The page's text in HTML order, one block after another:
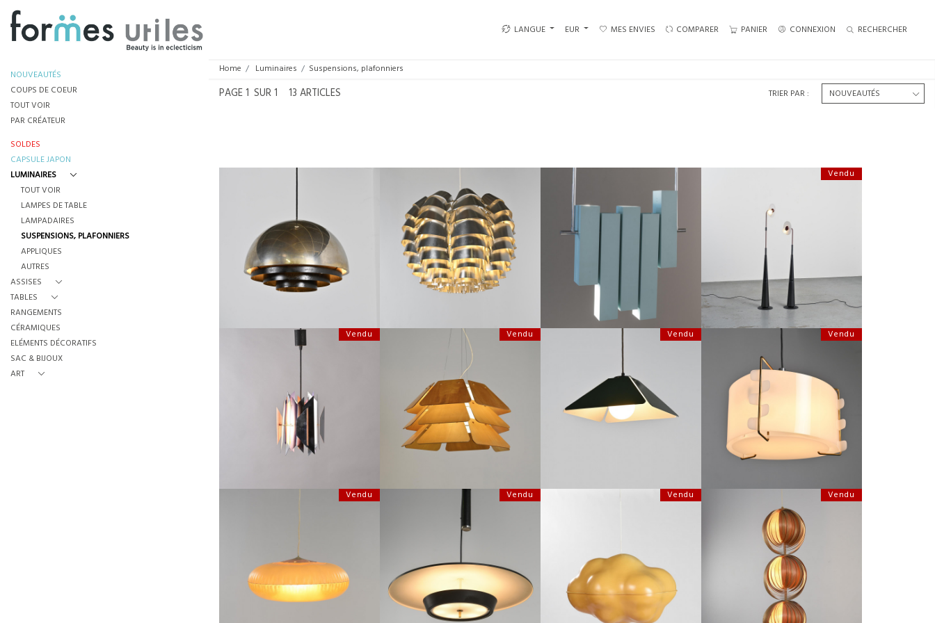
LANGUE EUR MES ENVIES COMPARER PANIER CONNEXION RECHERCHER
NOUVEAUTÉS
COUPS DE COEUR
TOUT VOIR
PAR CRÉATEUR
SOLDES
CAPSULE JAPON
LUMINAIRES
TOUT VOIR
LAMPES DE TABLE
LAMPADAIRES
SUSPENSIONS, PLAFONNIERS
APPLIQUES
AUTRES
ASSISES
TABLES
RANGEMENTS
CÉRAMIQUES
ELÉMENTS DÉCORATIFS
SAC & BIJOUX
ART
Home Luminaires Suspensions, plafonniers
PAGE1 SUR 1 13 ARTICLES TRIER PAR :
POUR FOG & MØRUP, DANEMARK,
VERS 1965
€450
HAUTEUR :30 CM
REF :7894
SUSPENSION MODÈLE ORION EN
ALUMINIUM PAR MAX SAUZE,
FRANCE, CIRCA 1970
€1,650SOLDÉ €1,300
HAUTEUR :40 CM
REF :7667
RARE PROTOTYPE : LUSTRE EN MÉTAL
LAQUÉ BLEU , LUMI, CA. 1970
€1,900
SOLDÉ €600
HAUTEUR :
105 CM
LARGEUR :
69 CM
REF :
Vendu
PAIRE DE LAMPES « CLUB » PAR
GIUSEPPE RAMELLA, ARTELUCE ITALIE
HAUTEUR :
158 CM
LARGEUR :
10 CM
REF :7714
Vendu
SIMON HENNINGSEN, LYFA VERS 1962
HAUTEUR : 33 CM
REF :6845
Vendu
SUSPENSION MODÈLE 838 PAR PEO
STRÖM, SUÈDE CIRCA 1970
HAUTEUR :45 CM
LARGEUR :78 CM
REF :6962
Vendu
SUSPENSION MODERNISTE DE LA
RÉSIDENCE NOVA, LES ARCS, CIRCA
1975
HAUTEUR :
20 CM
LARGEUR :44 CM
Vendu
SUSPENSION M3 DE JOSEPH-ANDRÉ
MOTTE, LES HUCHERS MINVIELLE 1958
JOSEPH-ANDRÉ MOTTE
HAUTEUR :
LARGEUR :
REF :
Vendu
LAMPE DE LA COLLECTION
AEROSPACE, QUASAR KHANH, 1968
HAUTEUR : 22 CM
REF :5440
Vendu
LAITON, STILNOVO ITALIE CIRCA 1950
HAUTEUR :90 CM
REF :4560
Vendu
UELI BERGER
HAUTEUR :45 CM
LARGEUR :75 CM
REF :
4382
Vendu
SUSPENSION PAR HANS AGNE
JAKOBSSON, CIRCA 1960
HAUTEUR :112 CM
LARGEUR :40 CM
REF :4329